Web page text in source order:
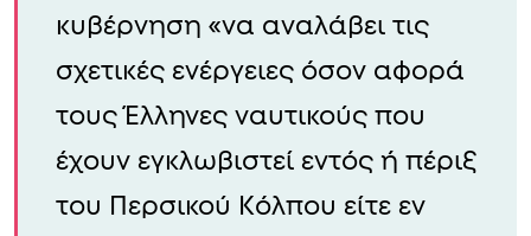
κυβέρνηση «να αναλάβει τις
σχετικές ενέργειες όσον αφορά
τους Έλληνες ναυτικούς που
έχουν εγκλωβιστεί εντός ή πέριξ
του Περσικού Κόλπου είτε εν